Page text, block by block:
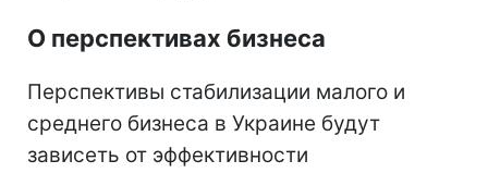
О перспективах бизнеса
Перспективы стабилизации малого и
среднего бизнеса в Украине будут
зависеть от эффективности